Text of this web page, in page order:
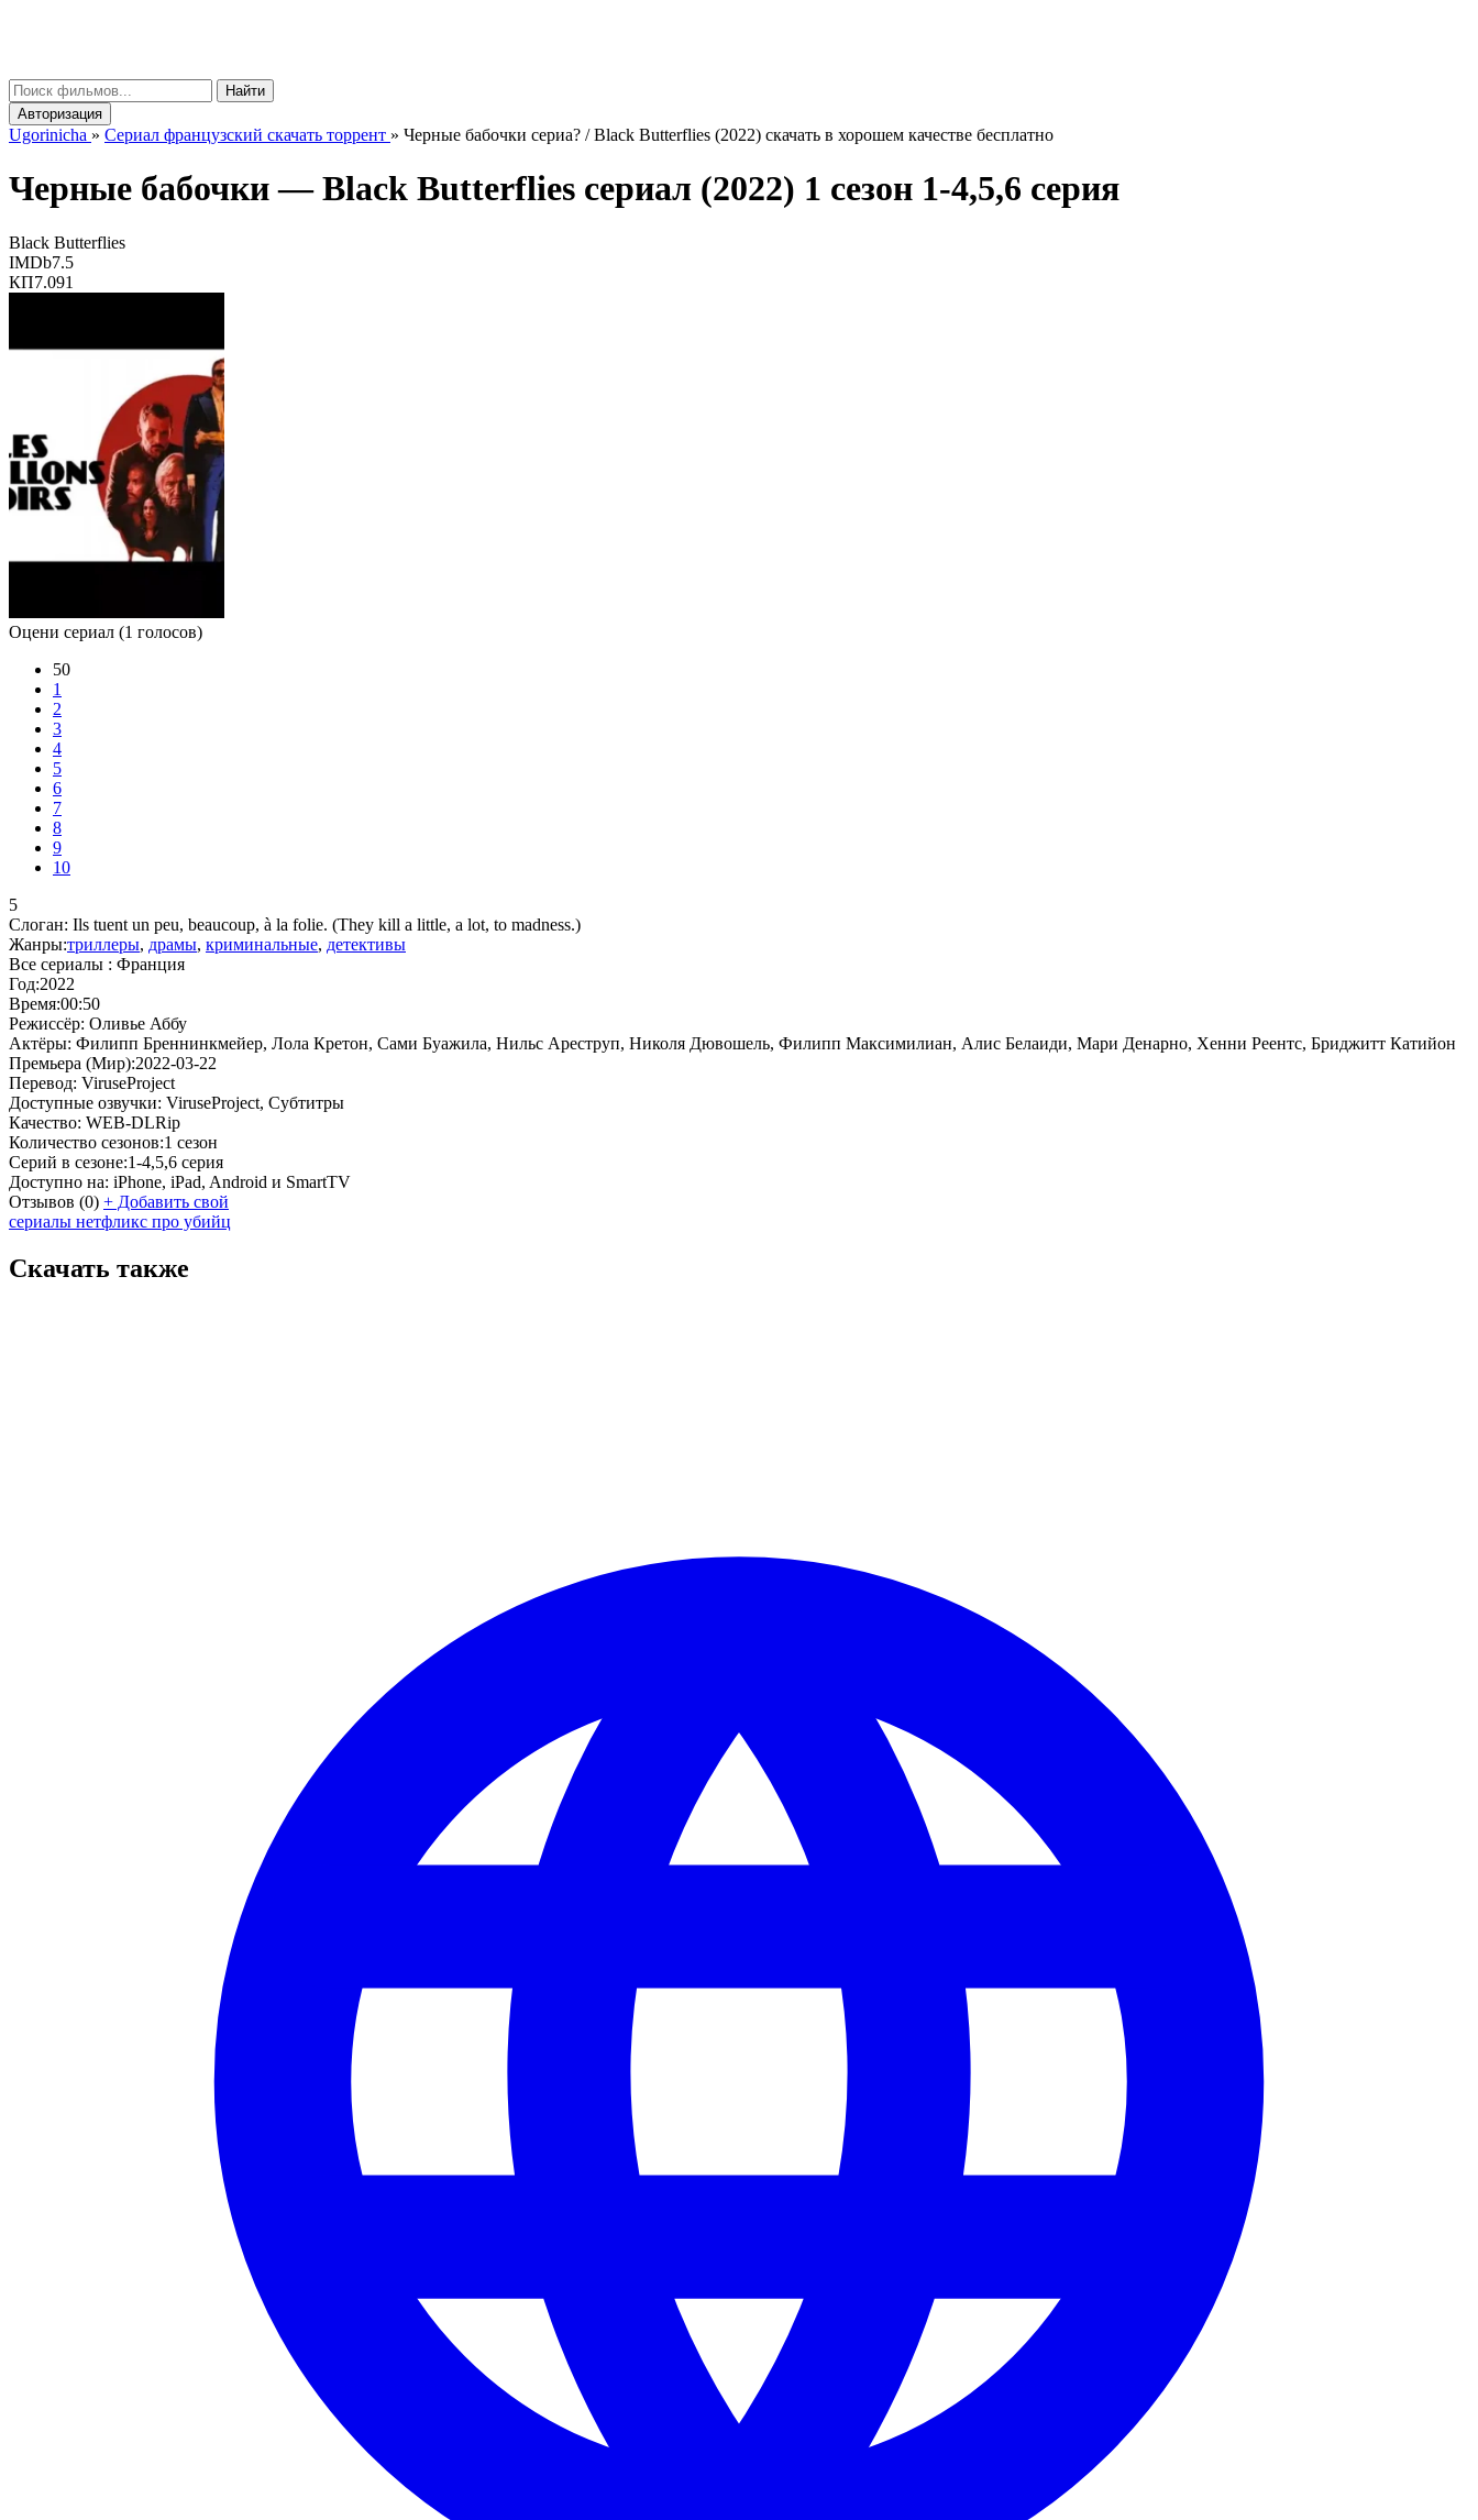
Найти
Авторизация
Ugorinicha » Сериал французский скачать торрент » Черные бабочки сериа? / Black Butterflies (2022) скачать в хорошем качестве бесплатно
Черные бабочки —Black Butterflies сериал (2022) 1 сезон 1-4,5,6 серия
Black Butterflies
IMDb7.5
КП7.091
Оцени сериал (1 голосов)
50
1
2
3
4
5
6
7
8
9
10
5
Слоган: Ils tuent un peu, beaucoup, à la folie. (They kill a little, a lot, to madness.)
Жанры:триллеры, драмы, криминальные, детективы
Все сериалы : Франция
Год:2022
Время:00:50
Режиссёр: Оливье Аббу
Актёры: Филипп Бреннинкмейер, Лола Кретон, Сами Буажила, Нильс Ареструп, Николя Дювошель, Филипп Максимилиан, Алис Белаиди, Мари Денарно, Хенни Реентс, Бриджитт Катийон
Премьера (Мир):2022-03-22
Перевод: ViruseProject
Доступные озвучки: ViruseProject, Субтитры
Качество: WEB-DLRip
Количество сезонов:1 сезон
Серий в сезоне:1-4,5,6 серия
Доступно на: iPhone, iPad, Android и SmartTV
Отзывов (0) + Добавить свой
сериалы нетфликс про убийц
Скачать также